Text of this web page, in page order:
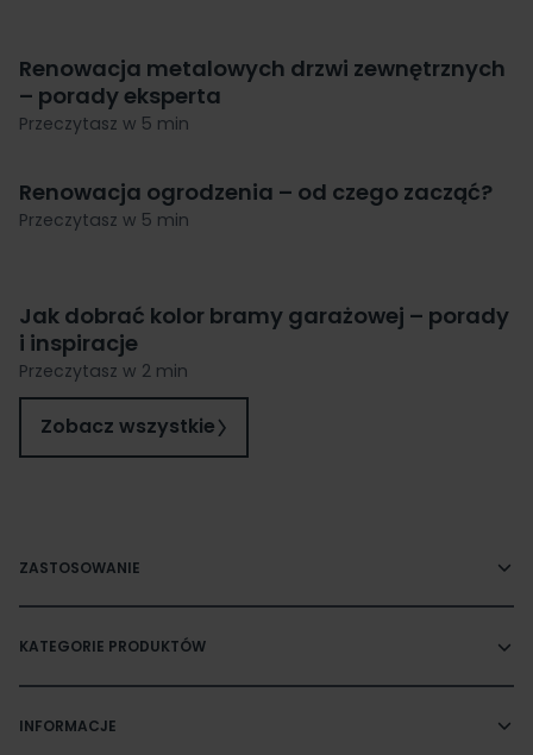
Renowacja metalowych drzwi zewnętrznych
– porady eksperta
Przeczytasz w 5 min
Renowacja ogrodzenia – od czego zacząć?
Przeczytasz w 5 min
Jak dobrać kolor bramy garażowej – porady
i inspiracje
Przeczytasz w 2 min
Zobacz wszystkie
ZASTOSOWANIE
KATEGORIE PRODUKTÓW
INFORMACJE